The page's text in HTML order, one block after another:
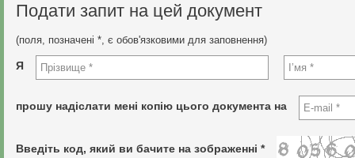
Подати запит на цей документ
(поля, позначені *, є обов'язковими для заповнення)
Я
прошу надіслати мені копію цього документа на
Введіть код, який ви бачите на зображенні *